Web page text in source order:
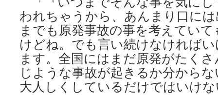
われちゃうから、あんまり口に
までも原発事故の事を考えてい
けどね。でも言い続けなければ
ます。全国にはまだ原発がたく
じような事故が起きるか分から
大人しくしているだけではいけ